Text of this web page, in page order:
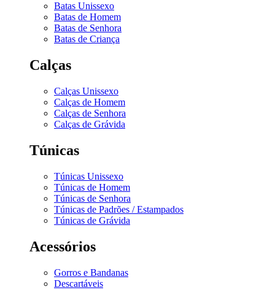
Batas Unissexo
Batas de Homem
Batas de Senhora
Batas de Criança
Calças
Calças Unissexo
Calças de Homem
Calças de Senhora
Calças de Grávida
Túnicas
Túnicas Unissexo
Túnicas de Homem
Túnicas de Senhora
Túnicas de Padrões / Estampados
Túnicas de Grávida
Acessórios
Gorros e Bandanas
Descartáveis